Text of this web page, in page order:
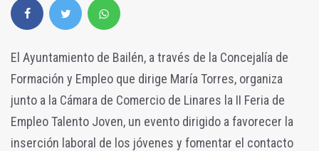
El Ayuntamiento de Bailén, a través de la Concejalía de
Formación y Empleo que dirige María Torres, organiza
junto a la Cámara de Comercio de Linares la II Feria de
Empleo Talento Joven, un evento dirigido a favorecer la
inserción laboral de los jóvenes y fomentar el contacto